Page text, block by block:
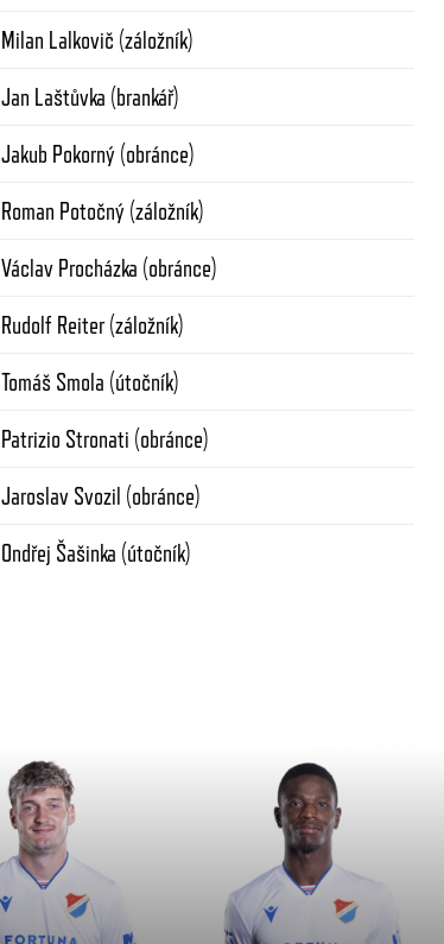
Milan Lalkovič (záložník)
Jan Laštůvka (brankář)
Jakub Pokorný (obránce)
Roman Potočný (záložník)
Václav Procházka (obránce)
Rudolf Reiter (záložník)
Tomáš Smola (útočník)
Patrizio Stronati (obránce)
Jaroslav Svozil (obránce)
Ondřej Šašinka (útočník)